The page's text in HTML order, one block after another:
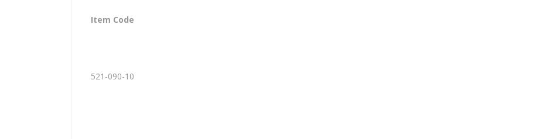
Item Code
521-090-10